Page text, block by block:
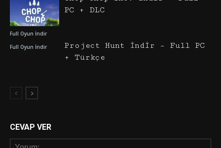
Full Oyun İndir
PC + DLC
Full Oyun İndir
Project Hunt İndir – Full PC
+ Türkçe
CEVAP VER